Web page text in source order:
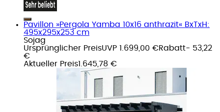
Pavillon »Pergola Yamba 10x16 anthrazit« BxTxH:
495x295x253 cm
Sojag
Ursprünglicher PreisUVP 1.699,00 €Rabatt- 53,22
€
Aktueller Preis1.645,78 €